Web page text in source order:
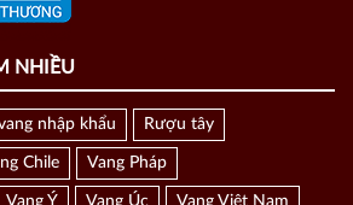
NHIỀU
nhập khẩu Rượu tây
Chile Vang Pháp
Vang Ý Vang Úc Vang Việt Nam